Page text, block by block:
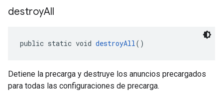
destroyAll
public static void destroyAll()
Detiene la precarga y destruye los anuncios precargados
para todas las configuraciones de precarga.